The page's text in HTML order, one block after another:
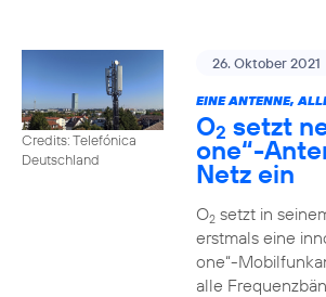
Credits: Telefónica
Deutschland
26. Oktober 2021
EINE ANTENNE,
O2 setzt
one“-
Netz ein
O2setzt in
erstmals eine
one“-
alle